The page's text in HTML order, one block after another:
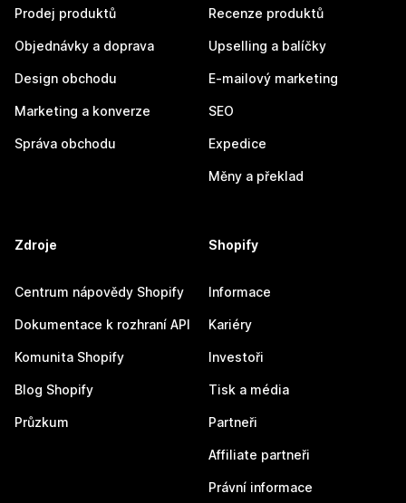
Prodej produktů
Objednávky a doprava
Design obchodu
Marketing a konverze
Správa obchodu
Recenze produktů
Upselling a balíčky
E-mailový marketing
SEO
Expedice
Měny a překlad
Zdroje
Centrum nápovědy Shopify
Dokumentace k rozhraní API
Komunita Shopify
Blog Shopify
Průzkum
Shopify
Informace
Kariéry
Investoři
Tisk a média
Partneři
Affiliate partneři
Právní informace